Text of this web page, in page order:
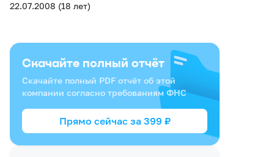
22.07.2008 (18 лет)
Скачайте полный отчёт
Скачайте полный PDF отчёт об этой
компании согласно требованиям ФНС
Прямо сейчас за 399 ₽